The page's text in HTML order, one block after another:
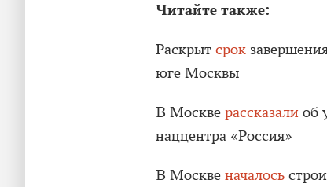
Читайте также:
Раскрыт срок
юге Москвы
В Москве рассказали об
наццентра «Россия»
В Москве началось